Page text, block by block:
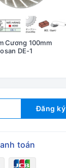
Cương 100mm
DE-1
Đăng ký
toán